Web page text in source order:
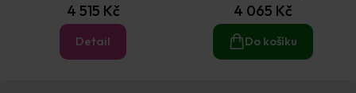
4 515 Kč
Detail
4 065 Kč
Do košíku